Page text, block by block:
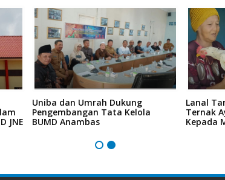
JNE
Uniba dan Umrah Dukung
Pengembangan Tata Kelola
BUMD Anambas
Lanal
Ternak
Kepada